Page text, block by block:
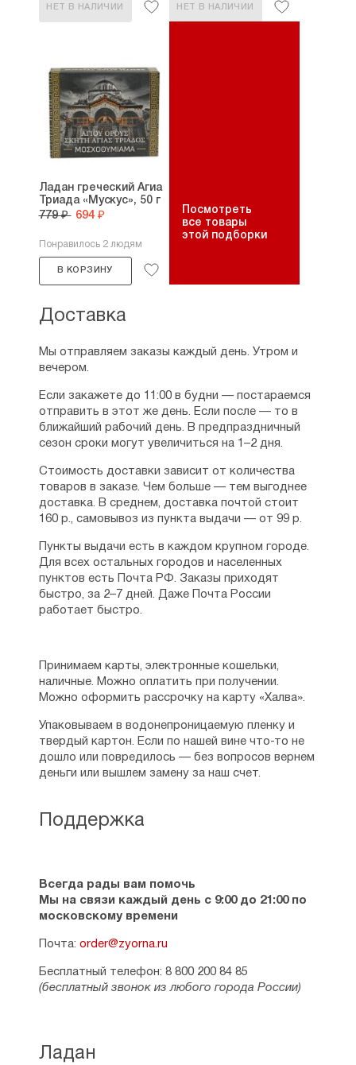
НЕТ В НАЛИЧИИ НЕТ В НАЛИЧИИ
Ладан греческий Агиа
Триада «Мускус», 50 г
779 ₽ 694 ₽
Понравилось 2 людям
В КОРЗИНУ
Посмотреть
все товары
этой подборки
Поддержка
Всегда рады вам помочь
Мы на связи каждый день с 9:00 до 21:00 по
московскому времени
Почта: order@zyorna.ru
Бесплатный телефон: 8 800 200 84 85
(бесплатный звонок из любого города России)
Доставка
Мы отправляем заказы каждый день. Утром и
вечером.
Если закажете до 11:00 в будни — постараемся
отправить в этот же день. Если после — то в
ближайший рабочий день. В предпраздничный
сезон сроки могут увеличиться на 1–2 дня.
Стоимость доставки зависит от количества
товаров в заказе. Чем больше — тем выгоднее
доставка. В среднем, доставка почтой стоит
160 р., самовывоз из пункта выдачи — от 99 р.
Пункты выдачи есть в каждом крупном городе.
Для всех остальных городов и населенных
пунктов есть Почта РФ. Заказы приходят
быстро, за 2–7 дней. Даже Почта России
работает быстро.
Принимаем карты, электронные кошельки,
наличные. Можно оплатить при получении.
Можно оформить рассрочку на карту «Халва».
Упаковываем в водонепроницаемую пленку и
твердый картон. Если по нашей вине что-то не
дошло или повредилось — без вопросов вернем
деньги или вышлем замену за наш счет.
Ладан